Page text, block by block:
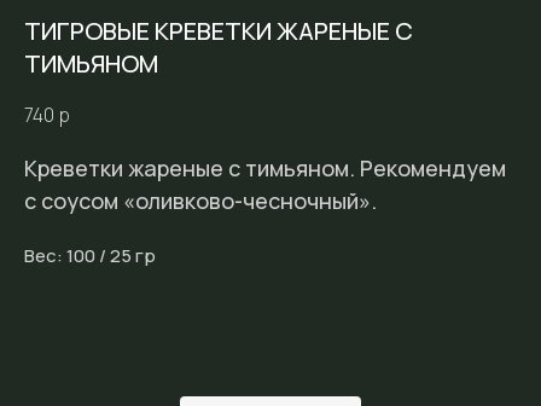
ТИГРОВЫЕ КРЕВЕТКИ ЖАРЕНЫЕ С
ТИМЬЯНОМ
740 р
Креветки жареные с тимьяном. Рекомендуем
с соусом «оливково-чесночный».
Вес: 100 / 25 гр